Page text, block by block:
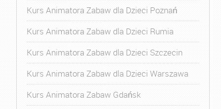
Kurs Animatora Zabaw dla Dzieci Poznań
Kurs Animatora Zabaw dla Dzieci Rumia
Kurs Animatora Zabaw dla Dzieci Szczecin
Kurs Animatora Zabaw dla Dzieci Warszawa
Kurs Animatora Zabaw Gdańsk